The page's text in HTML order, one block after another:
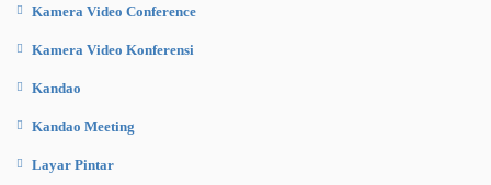
Kamera Video Conference
Kamera Video Konferensi
Kandao
Kandao Meeting
Layar Pintar